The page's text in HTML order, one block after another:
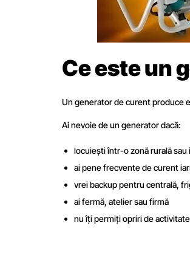
Ce este un
Un generator de curent produce
Ai nevoie de un generator dacă:
locuiești într-o zonă rurală sau
ai pene frecvente de curent
vrei backup pentru centrală,
ai fermă, atelier sau firmă
nu îți permiți opriri de activitate